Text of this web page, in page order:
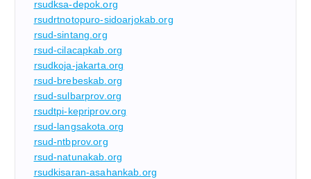
rsudksa-depok.org
rsudrtnotopuro-sidoarjokab.org
rsud-sintang.org
rsud-cilacapkab.org
rsudkoja-jakarta.org
rsud-brebeskab.org
rsud-sulbarprov.org
rsudtpi-kepriprov.org
rsud-langsakota.org
rsud-ntbprov.org
rsud-natunakab.org
rsudkisaran-asahankab.org